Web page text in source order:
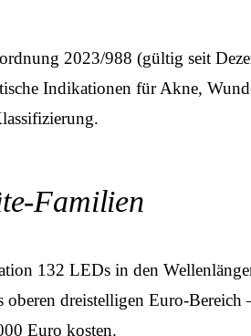
2023/988 (gültig seit
Indikationen für Akne,
Familien
132 LEDs in den
dreistelligen Euro-
Euro kosten.